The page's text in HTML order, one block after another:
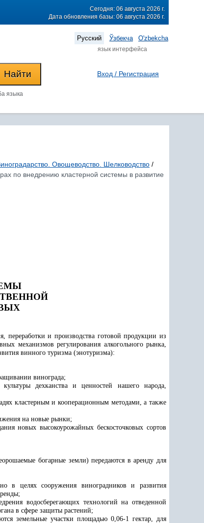
Сегодня: 06 августа 2026 г.
Дата обновления базы: 06 августа 2026 г.
Русский Ўзбекча O'zbekcha
язык интерфейса
языка
Вход / Регистрация
Овощеводство. Шелководство /
по внедрению кластерной системы в развитие
переработки и производства готовой продукции из
механизмов регулирования алкогольного рынка,
винного туризма (энотуризма):
винограда;
дехканства и ценностей нашего народа,
кластерным и кооперационным методами, а также
на новые рынки;
новых высокоурожайных бескосточковых сортов
богарные земли) передаются в аренду для
в целях сооружения виноградников и развития
водосберегающих технологий на отведенной
в сфере защиты растений;
земельные участки площадью 0,06-1 гектар, для